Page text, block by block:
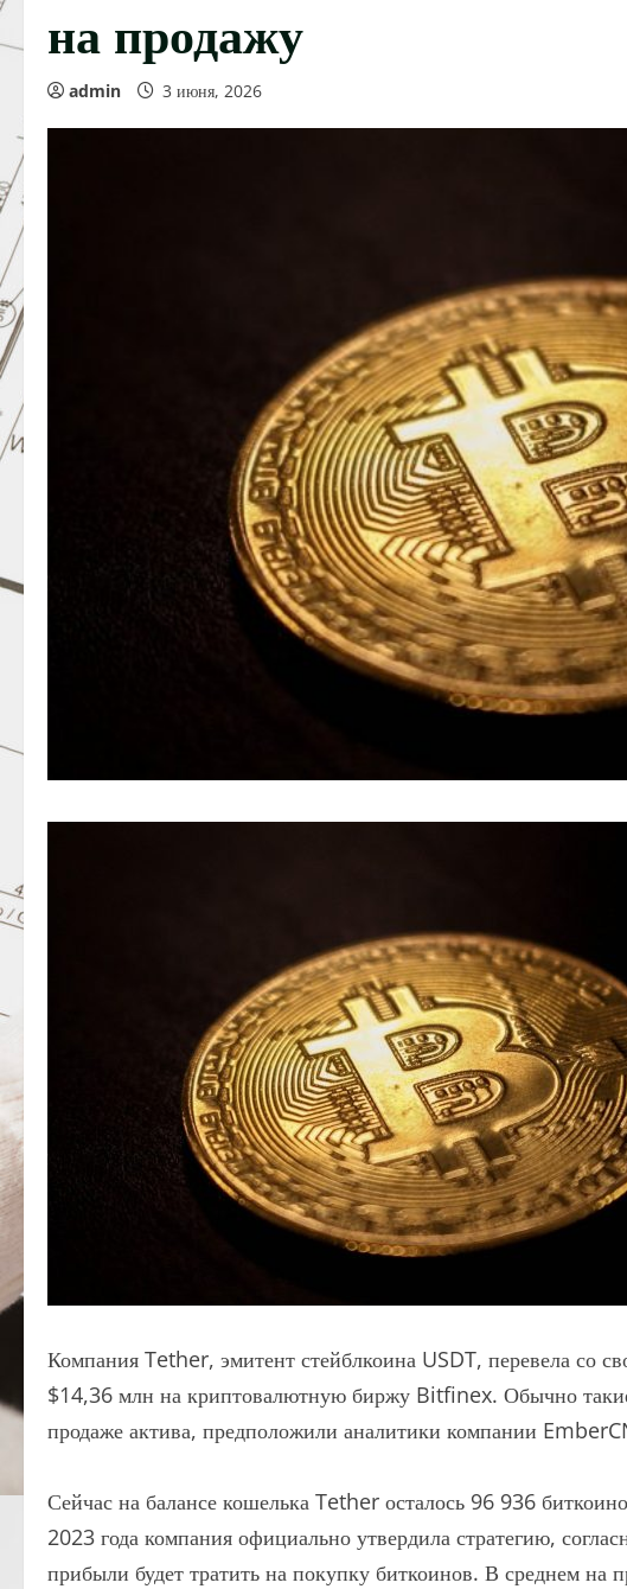
на продажу
admin 3 июня, 2026
Компания Tether, эмитент стейблкоина USDT, перевела со
$14,36 млн на криптовалютную биржу Bitfinex. Обычно такие
продаже актива, предположили аналитики компании
Сейчас на балансе кошелька Tether осталось 96 936
2023 года компания официально утвердила стратегию,
прибыли будет тратить на покупку биткоинов. В среднем на